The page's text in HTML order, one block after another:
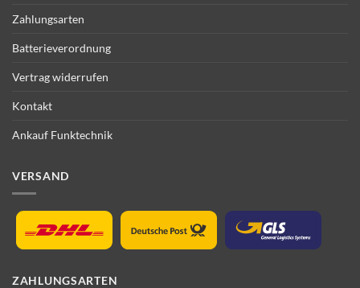
Zahlungsarten
Batterieverordnung
Vertrag widerrufen
Kontakt
Ankauf Funktechnik
VERSAND
ZAHLUNGSARTEN